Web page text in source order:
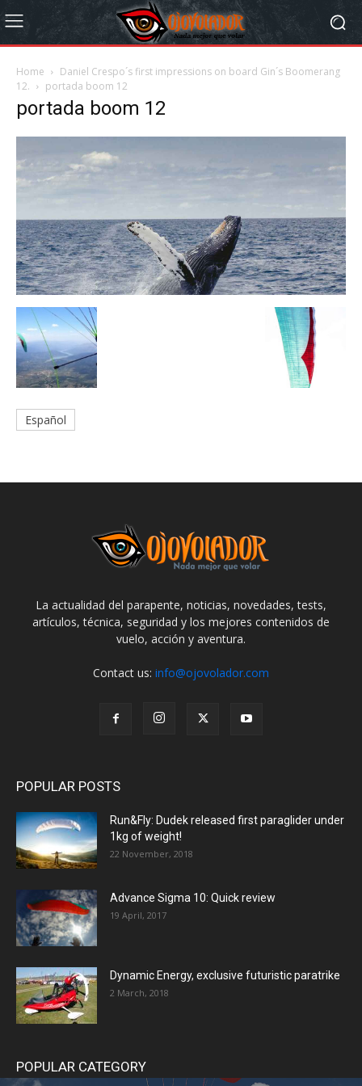
Home
Daniel Crespo´s first impressions on board Gin´s Boomerang
12.
portada boom 12
portada boom 12
Español
La actualidad del parapente, noticias, novedades, tests,
artículos, técnica, seguridad y los mejores contenidos de
vuelo, acción y aventura.
Contact us: info@ojovolador.com
POPULAR POSTS
Run&Fly: Dudek released first paraglider under
1kg of weight!
22 November, 2018
Advance Sigma 10: Quick review
19 April, 2017
Dynamic Energy, exclusive futuristic paratrike
2 March, 2018
POPULAR CATEGORY